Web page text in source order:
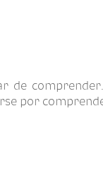
de
por